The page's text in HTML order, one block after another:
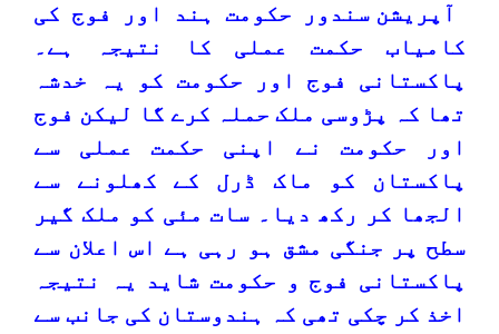
آپریشن سندور حکومت ہند اور فوج کی
کامیاب حکمت عملی کا نتیجہ ہے۔
پاکستانی فوج اور حکومت کو یہ خدشہ
تھا کہ پڑوسی ملک حملہ کرے گا لیکن فوج
اور حکومت نے اپنی حکمت عملی سے
پاکستان کو ماک ڈرل کے کھلونے سے
الجھا کر رکھ دیا۔ سات مئی کو ملک گیر
سطح پر جنگی مشق ہو رہی ہے اس اعلان سے
پاکستانی فوج و حکومت شاید یہ نتیجہ
اخذ کر چکی تھی کہ ہندوستان کی جانب سے